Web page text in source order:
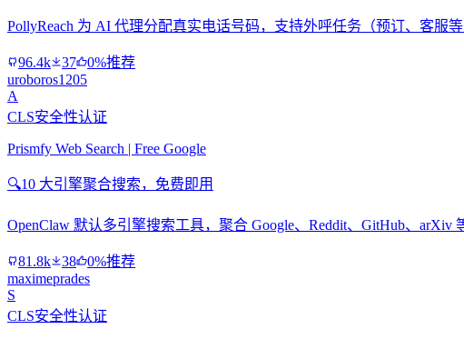
PollyReach 为 AI 代理分配真实电话号码，支持外呼任务（预订、客服
96.4k 37
0%推荐
uroboros1205
A
CLS安全性认证
Prismfy Web Search | Free Google
🔍10 大引擎聚合搜索，免费即用
OpenClaw 默认多引擎搜索工具，聚合 Google、Reddit、GitHub、arXiv
81.8k 38
0%推荐
maximeprades
S
CLS安全性认证